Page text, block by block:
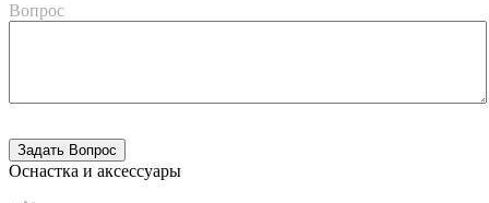
Вопрос
Оснастка и аксессуары